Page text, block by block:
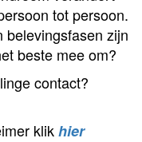
tot persoon.
belevingsfasen zijn
beste mee om?
contact?
klikhier